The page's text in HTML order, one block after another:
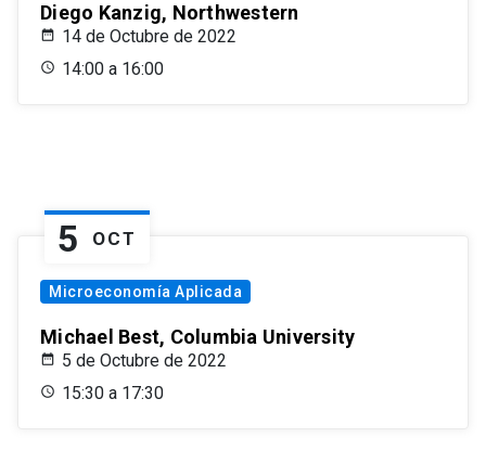
Diego Kanzig, Northwestern
14 de Octubre de 2022
14:00 a 16:00
5 OCT
Microeconomía Aplicada
Michael Best, Columbia University
5 de Octubre de 2022
15:30 a 17:30